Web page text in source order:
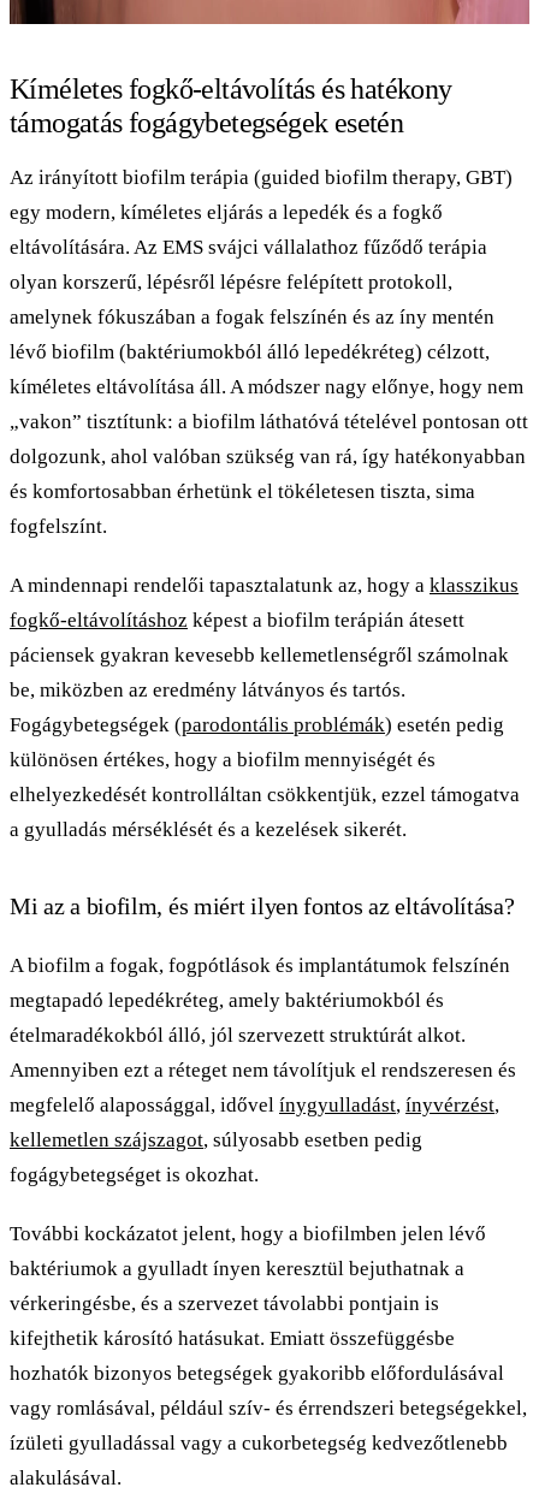
Kíméletes fogkő-eltávolítás és hatékony
támogatás fogágybetegségek esetén
Az irányított biofilm terápia (guided biofilm therapy, GBT)
egy modern, kíméletes eljárás a lepedék és a fogkő
eltávolítására. Az EMS svájci vállalathoz fűződő terápia
olyan korszerű, lépésről lépésre felépített protokoll,
amelynek fókuszában a fogak felszínén és az íny mentén
lévő biofilm (baktériumokból álló lepedékréteg) célzott,
kíméletes eltávolítása áll. A módszer nagy előnye, hogy nem
„vakon” tisztítunk: a biofilm láthatóvá tételével pontosan ott
dolgozunk, ahol valóban szükség van rá, így hatékonyabban
és komfortosabban érhetünk el tökéletesen tiszta, sima
fogfelszínt.
A mindennapi rendelői tapasztalatunk az, hogy a klasszikus
fogkő-eltávolításhoz képest a biofilm terápián átesett
páciensek gyakran kevesebb kellemetlenségről számolnak
be, miközben az eredmény látványos és tartós.
Fogágybetegségek (parodontális problémák) esetén pedig
különösen értékes, hogy a biofilm mennyiségét és
elhelyezkedését kontrolláltan csökkentjük, ezzel támogatva
a gyulladás mérséklését és a kezelések sikerét.
Mi az a biofilm, és miért ilyen fontos az eltávolítása?
A biofilm a fogak, fogpótlások és implantátumok felszínén
megtapadó lepedékréteg, amely baktériumokból és
ételmaradékokból álló, jól szervezett struktúrát alkot.
Amennyiben ezt a réteget nem távolítjuk el rendszeresen és
megfelelő alapossággal, idővel ínygyulladást, ínyvérzést,
kellemetlen szájszagot, súlyosabb esetben pedig
fogágybetegséget is okozhat.
További kockázatot jelent, hogy a biofilmben jelen lévő
baktériumok a gyulladt ínyen keresztül bejuthatnak a
vérkeringésbe, és a szervezet távolabbi pontjain is
kifejthetik károsító hatásukat. Emiatt összefüggésbe
hozhatók bizonyos betegségek gyakoribb előfordulásával
vagy romlásával, például szív- és érrendszeri betegségekkel,
ízületi gyulladással vagy a cukorbetegség kedvezőtlenebb
alakulásával.